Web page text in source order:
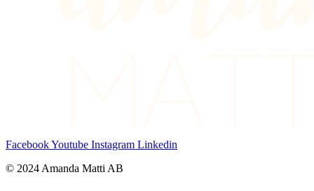
FacebookYoutube Instagram Linkedin
© 2024 Amanda Matti AB